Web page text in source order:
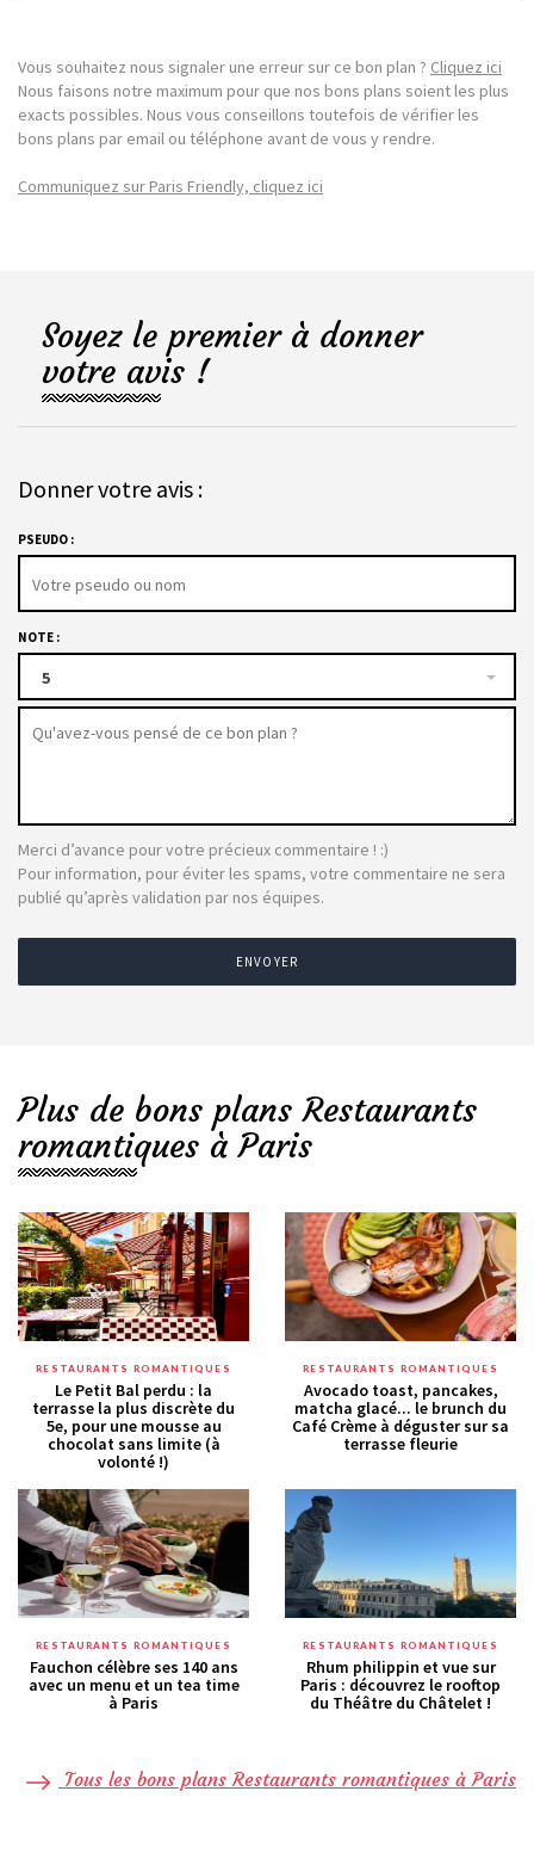
Vous souhaitez nous signaler une erreur sur ce bon plan ? Cliquez ici
Nous faisons notre maximum pour que nos bons plans soient les plus
exacts possibles. Nous vous conseillons toutefois de vérifier les
bons plans par email ou téléphone avant de vous y rendre.
Communiquez sur Paris Friendly, cliquez ici
Soyez le premier à donner
votre avis !
Donner votre avis :
PSEUDO :
NOTE :
5
Merci d’avance pour votre précieux commentaire ! :)
Pour information, pour éviter les spams, votre commentaire ne sera
publié qu’après validation par nos équipes.
ENVOYER
Plus de bons plans Restaurants
romantiques à Paris
RESTAURANTS ROMANTIQUES
Le Petit Bal perdu : la
terrasse la plus discrète du
5e, pour une mousse au
chocolat sans limite (à
volonté !)
RESTAURANTS ROMANTIQUES
Avocado toast, pancakes,
matcha glacé... le brunch du
Café Crème à déguster sur sa
terrasse fleurie
RESTAURANTS ROMANTIQUES
Fauchon célèbre ses 140 ans
avec un menu et un tea time
à Paris
RESTAURANTS ROMANTIQUES
Rhum philippin et vue sur
Paris : découvrez le rooftop
du Théâtre du Châtelet !
Tous les bons plans Restaurants romantiques à Paris